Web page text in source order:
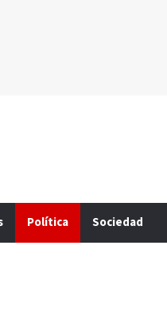
Política Sociedad